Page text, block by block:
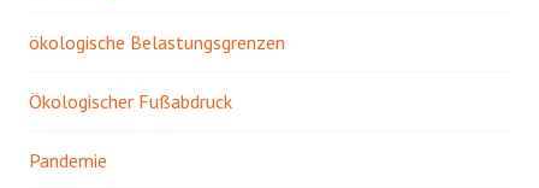
ökologische Belastungsgrenzen
Ökologischer Fußabdruck
Pandemie